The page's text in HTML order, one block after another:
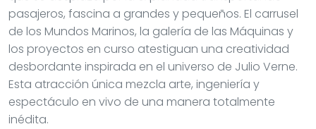
pasajeros, fascina a grandes y pequeños. El carrusel
de los Mundos Marinos, la galería de las Máquinas y
los proyectos en curso atestiguan una creatividad
desbordante inspirada en el universo de Julio Verne.
Esta atracción única mezcla arte, ingeniería y
espectáculo en vivo de una manera totalmente
inédita.